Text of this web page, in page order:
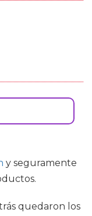
y seguramente
quedaron los